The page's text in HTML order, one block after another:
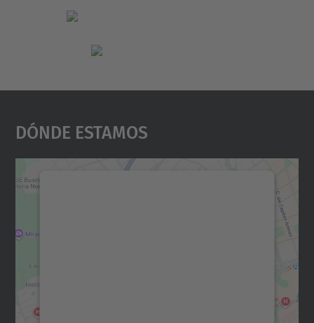
Dónde Estamos